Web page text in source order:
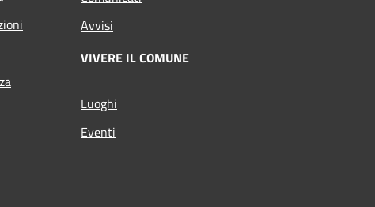
Avvisi
VIVERE IL COMUNE
Luoghi
Eventi